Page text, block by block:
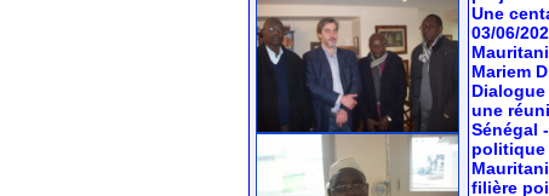
Une
03/06/
Mariem
une
Sénégal
politique
filière